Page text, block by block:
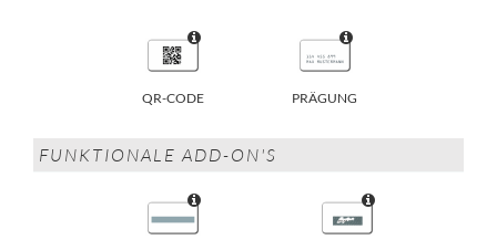
QR-CODE PRÄGUNG
FUNKTIONALE ADD-ON'S